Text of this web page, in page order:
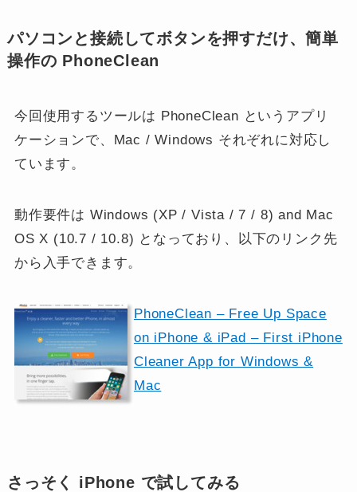
パソコンと接続してボタンを押すだけ、簡単
操作の PhoneClean
今回使用するツールは PhoneClean というアプリ
ケーションで、Mac / Windows それぞれに対応し
ています。
動作要件は Windows (XP / Vista / 7 / 8) and Mac
OS X (10.7 / 10.8) となっており、以下のリンク先
から入手できます。
PhoneClean – Free Up Space
on iPhone & iPad – First iPhone
Cleaner App for Windows &
Mac
さっそく iPhone で試してみる